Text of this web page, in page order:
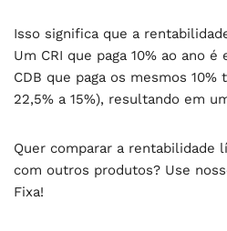
Isso significa que a
Um CRI que paga 10% ao ano
CDB que paga os mesmos 10%
22,5% a 15%), resultando em
Quer comparar a rentabilidade
com outros produtos? Use
Fixa!